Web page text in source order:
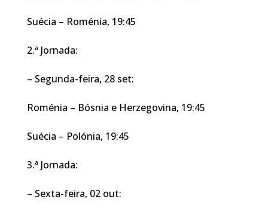
Suécia – Roménia, 19:45
2.ª Jornada:
– Segunda-feira, 28 set:
Roménia – Bósnia e Herzegovina, 19:45
Suécia – Polónia, 19:45
3.ª Jornada:
– Sexta-feira, 02 out: